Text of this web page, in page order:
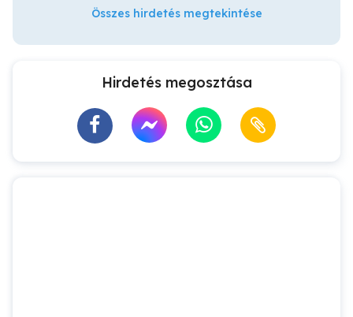
Összes hirdetés megtekintése
Hirdetés megosztása